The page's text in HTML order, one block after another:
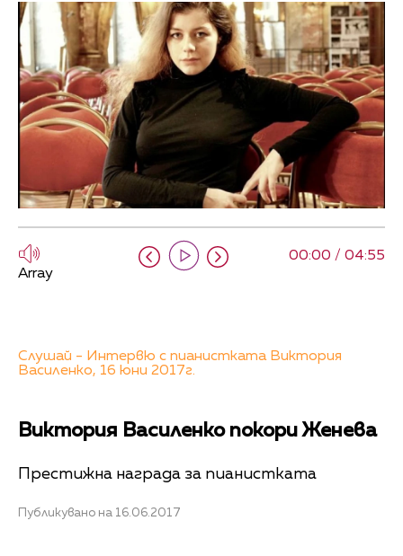
00:00 / 04:55
Array
Слушай - Интервю с пианистката Виктория
Василенко, 16 юни 2017г.
Виктория Василенко покори Женева
Престижна награда за пианистката
Публикувано на 16.06.2017